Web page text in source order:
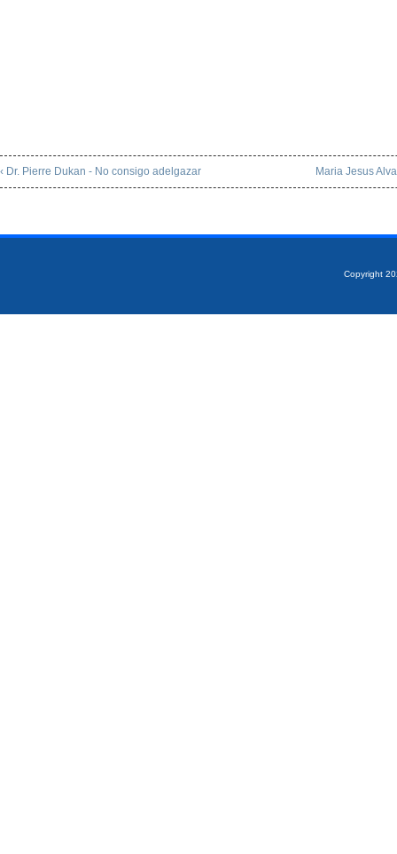
‹ Dr. Pierre Dukan - No consigo adelgazar Maria Jesus
Copyright